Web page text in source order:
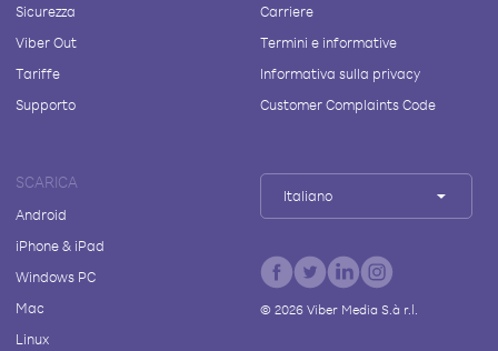
Sicurezza
Viber Out
Tariffe
Supporto
Carriere
Termini e informative
Informativa sulla privacy
Customer Complaints Code
SCARICA
Android
iPhone & iPad
Windows PC
Mac
Linux
Italiano
© 2026Viber Media S.à r.l.